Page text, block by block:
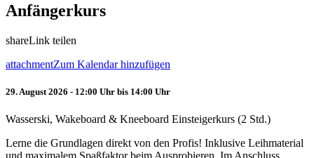
Anfängerkurs
shareLink teilen
attachmentZum Kalendar hinzufügen
29. August 2026 - 12:00 Uhr bis 14:00 Uhr
Wasserski, Wakeboard & Kneeboard Einsteigerkurs (2 Std.)
Lerne die Grundlagen direkt von den Profis! Inklusive Leihmaterial
und maximalem Spaßfaktor beim Ausprobieren. Im Anschluss